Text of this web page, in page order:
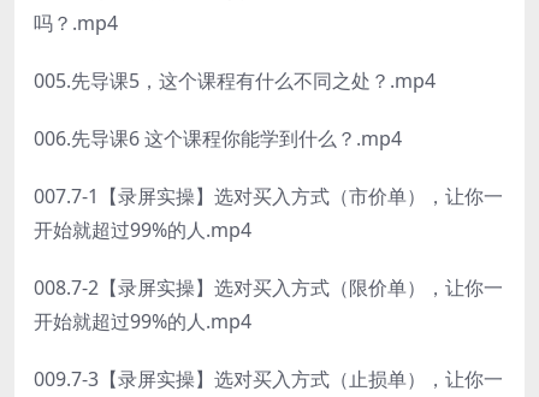
吗？.mp4
005.先导课5，这个课程有什么不同之处？.mp4
006.先导课6 这个课程你能学到什么？.mp4
007.7-1【录屏实操】选对买入方式（市价单），让你一
开始就超过99%的人.mp4
008.7-2【录屏实操】选对买入方式（限价单），让你一
开始就超过99%的人.mp4
009.7-3【录屏实操】选对买入方式（止损单），让你一